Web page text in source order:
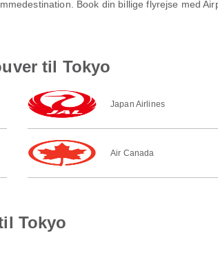
Book din billige flyrejse med
til Tokyo
Japan Airlines
Air Canada
Tokyo